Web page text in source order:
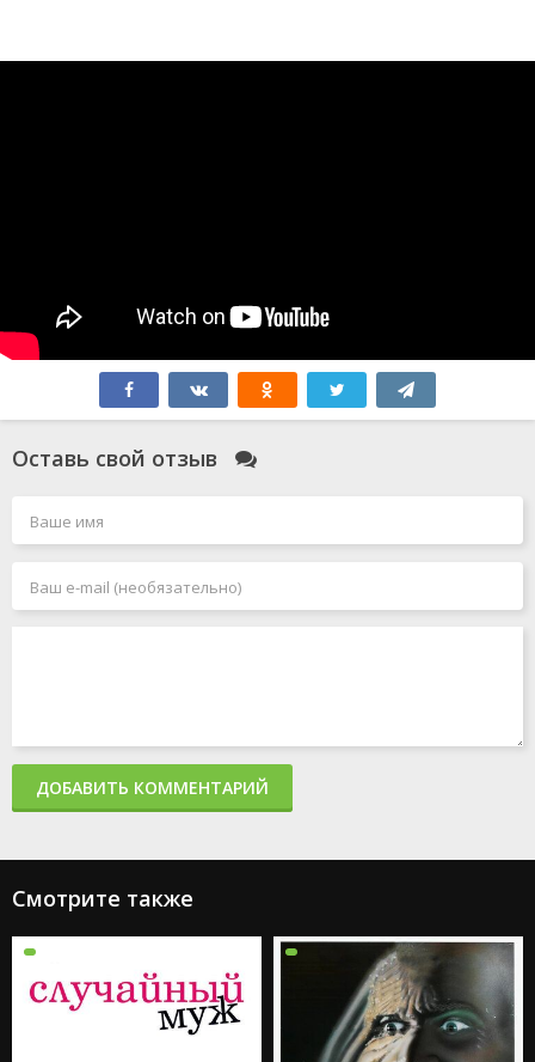
Оставь свой отзыв
ДОБАВИТЬ КОММЕНТАРИЙ
Смотрите также